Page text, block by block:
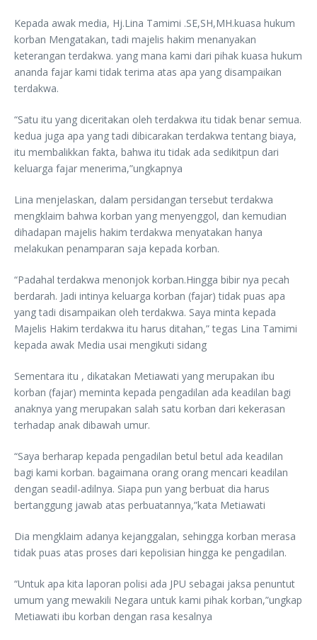
Kepada awak media, Hj.Lina Tamimi .SE,SH,MH.kuasa hukum
korban Mengatakan, tadi majelis hakim menanyakan
keterangan terdakwa. yang mana kami dari pihak kuasa hukum
ananda fajar kami tidak terima atas apa yang disampaikan
terdakwa.
“Satu itu yang diceritakan oleh terdakwa itu tidak benar semua.
kedua juga apa yang tadi dibicarakan terdakwa tentang biaya,
itu membalikkan fakta, bahwa itu tidak ada sedikitpun dari
keluarga fajar menerima,”ungkapnya
Lina menjelaskan, dalam persidangan tersebut terdakwa
mengklaim bahwa korban yang menyenggol, dan kemudian
dihadapan majelis hakim terdakwa menyatakan hanya
melakukan penamparan saja kepada korban.
“Padahal terdakwa menonjok korban.Hingga bibir nya pecah
berdarah. Jadi intinya keluarga korban (fajar) tidak puas apa
yang tadi disampaikan oleh terdakwa. Saya minta kepada
Majelis Hakim terdakwa itu harus ditahan,” tegas Lina Tamimi
kepada awak Media usai mengikuti sidang
Sementara itu , dikatakan Metiawati yang merupakan ibu
korban (fajar) meminta kepada pengadilan ada keadilan bagi
anaknya yang merupakan salah satu korban dari kekerasan
terhadap anak dibawah umur.
“Saya berharap kepada pengadilan betul betul ada keadilan
bagi kami korban. bagaimana orang orang mencari keadilan
dengan seadil-adilnya. Siapa pun yang berbuat dia harus
bertanggung jawab atas perbuatannya,”kata Metiawati
Dia mengklaim adanya kejanggalan, sehingga korban merasa
tidak puas atas proses dari kepolisian hingga ke pengadilan.
“Untuk apa kita laporan polisi ada JPU sebagai jaksa penuntut
umum yang mewakili Negara untuk kami pihak korban,”ungkap
Metiawati ibu korban dengan rasa kesalnya